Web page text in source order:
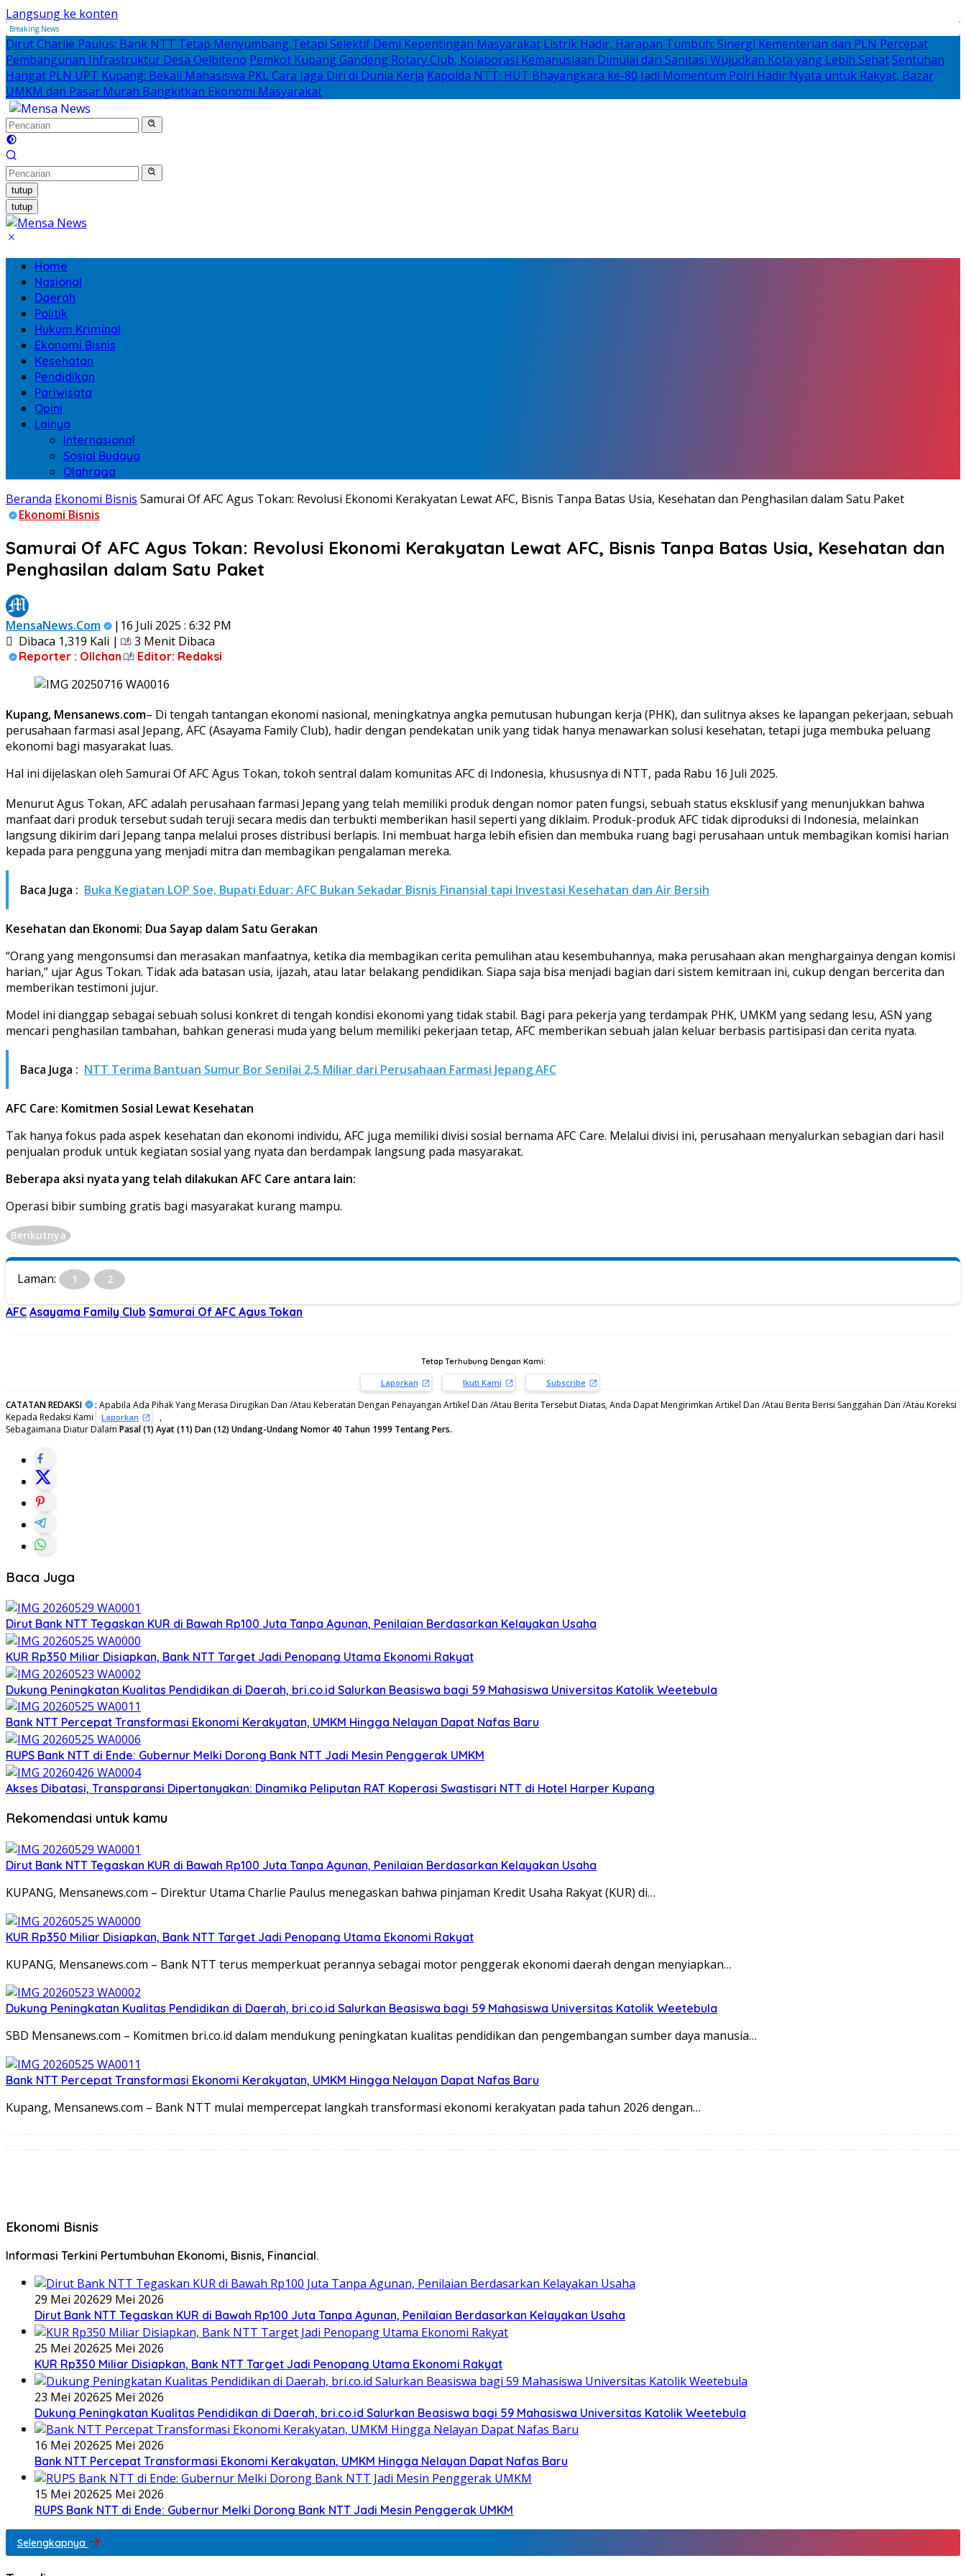
Langsung ke konten
Breaking News
Dirut Charlie Paulus: Bank NTT Tetap Menyumbang,Tetapi Selektif Demi Kepentingan Masyarakat Listrik Hadir, Harapan Tumbuh: Sinergi Kementerian dan PLN Percepat
Pembangunan Infrastruktur Desa Oelbiteno Pemkot Kupang Gandeng Rotary Club, Kolaborasi Kemanusiaan Dimulai dari Sanitasi Wujudkan Kota yang Lebih Sehat Sentuhan
Hangat PLN UPT Kupang: Bekali Mahasiswa PKL Cara Jaga Diri di Dunia Kerja Kapolda NTT: HUT Bhayangkara ke-80 Jadi Momentum Polri Hadir Nyata untuk Rakyat, Bazar
UMKM dan Pasar Murah Bangkitkan Ekonomi Masyarakat
tutup
tutup
Home
Nasional
Daerah
Politik
Hukum Kriminal
Ekonomi Bisnis
Kesehatan
Pendidikan
Pariwisata
Opini
Lainya
Internasional
Sosial Budaya
Olahraga
Beranda Ekonomi Bisnis Samurai Of AFC Agus Tokan: Revolusi Ekonomi Kerakyatan Lewat AFC, Bisnis Tanpa Batas Usia, Kesehatan dan Penghasilan dalam Satu Paket
Ekonomi Bisnis
Samurai Of AFC Agus Tokan: Revolusi Ekonomi Kerakyatan Lewat AFC, Bisnis Tanpa Batas Usia, Kesehatan dan
Penghasilan dalam Satu Paket
MensaNews.Com
|16 Juli 2025 : 6:32 PM
Dibaca 1,319 Kali |
3 Menit Dibaca
Reporter : Ollchan Editor: Redaksi
Kupang, Mensanews.com– Di tengah tantangan ekonomi nasional, meningkatnya angka pemutusan hubungan kerja (PHK), dan sulitnya akses ke lapangan pekerjaan, sebuah
perusahaan farmasi asal Jepang, AFC (Asayama Family Club), hadir dengan pendekatan unik yang tidak hanya menawarkan solusi kesehatan, tetapi juga membuka peluang
ekonomi bagi masyarakat luas.
Hal ini dijelaskan oleh Samurai Of AFC Agus Tokan, tokoh sentral dalam komunitas AFC di Indonesia, khususnya di NTT, pada Rabu 16 Juli 2025.
Menurut Agus Tokan, AFC adalah perusahaan farmasi Jepang yang telah memiliki produk dengan nomor paten fungsi, sebuah status eksklusif yang menunjukkan bahwa
manfaat dari produk tersebut sudah teruji secara medis dan terbukti memberikan hasil seperti yang diklaim. Produk-produk AFC tidak diproduksi di Indonesia, melainkan
langsung dikirim dari Jepang tanpa melalui proses distribusi berlapis. Ini membuat harga lebih efisien dan membuka ruang bagi perusahaan untuk membagikan komisi harian
kepada para pengguna yang menjadi mitra dan membagikan pengalaman mereka.
Baca Juga : Buka Kegiatan LOP Soe, Bupati Eduar: AFC Bukan Sekadar Bisnis Finansial tapi Investasi Kesehatan dan Air Bersih
Kesehatan dan Ekonomi: Dua Sayap dalam Satu Gerakan
“Orang yang mengonsumsi dan merasakan manfaatnya, ketika dia membagikan cerita pemulihan atau kesembuhannya, maka perusahaan akan menghargainya dengan komisi
harian,” ujar Agus Tokan. Tidak ada batasan usia, ijazah, atau latar belakang pendidikan. Siapa saja bisa menjadi bagian dari sistem kemitraan ini, cukup dengan bercerita dan
memberikan testimoni jujur.
Model ini dianggap sebagai sebuah solusi konkret di tengah kondisi ekonomi yang tidak stabil. Bagi para pekerja yang terdampak PHK, UMKM yang sedang lesu, ASN yang
mencari penghasilan tambahan, bahkan generasi muda yang belum memiliki pekerjaan tetap, AFC memberikan sebuah jalan keluar berbasis partisipasi dan cerita nyata.
Baca Juga : NTT Terima Bantuan Sumur Bor Senilai 2,5 Miliar dari Perusahaan Farmasi Jepang AFC
AFC Care: Komitmen Sosial Lewat Kesehatan
Tak hanya fokus pada aspek kesehatan dan ekonomi individu, AFC juga memiliki divisi sosial bernama AFC Care. Melalui divisi ini, perusahaan menyalurkan sebagian dari hasil
penjualan produk untuk kegiatan sosial yang nyata dan berdampak langsung pada masyarakat.
Beberapa aksi nyata yang telah dilakukan AFC Care antara lain:
Operasi bibir sumbing gratis bagi masyarakat kurang mampu.
Berikutnya
Laman: 1 2
AFC Asayama Family Club Samurai Of AFC Agus Tokan
Tetap Terhubung Dengan Kami:
Laporkan Ikuti Kami Subscribe
CATATAN REDAKSI : Apabila Ada Pihak Yang Merasa Dirugikan Dan /Atau Keberatan Dengan Penayangan Artikel Dan /Atau Berita Tersebut Diatas, Anda Dapat Mengirimkan Artikel Dan /Atau Berita Berisi Sanggahan Dan /Atau Koreksi
Kepada Redaksi Kami
Laporkan
,
Sebagaimana Diatur DalamPasal (1) Ayat (11) Dan (12) Undang-Undang Nomor 40 Tahun 1999 Tentang Pers.
Baca Juga
Dirut Bank NTT Tegaskan KUR di Bawah Rp100 Juta Tanpa Agunan, Penilaian Berdasarkan Kelayakan Usaha
KUR Rp350 Miliar Disiapkan, Bank NTT Target Jadi Penopang Utama Ekonomi Rakyat
Dukung Peningkatan Kualitas Pendidikan di Daerah, bri.co.id Salurkan Beasiswa bagi 59 Mahasiswa Universitas Katolik Weetebula
Bank NTT Percepat Transformasi Ekonomi Kerakyatan, UMKM Hingga Nelayan Dapat Nafas Baru
RUPS Bank NTT di Ende: Gubernur Melki Dorong Bank NTT Jadi Mesin Penggerak UMKM
Akses Dibatasi, Transparansi Dipertanyakan: Dinamika Peliputan RAT Koperasi Swastisari NTT di Hotel Harper Kupang
Rekomendasi untuk kamu
Dirut Bank NTT Tegaskan KUR di Bawah Rp100 Juta Tanpa Agunan, Penilaian Berdasarkan Kelayakan Usaha
KUPANG, Mensanews.com – Direktur Utama Charlie Paulus menegaskan bahwa pinjaman Kredit Usaha Rakyat (KUR) di…
KUR Rp350 Miliar Disiapkan, Bank NTT Target Jadi Penopang Utama Ekonomi Rakyat
KUPANG, Mensanews.com – Bank NTT terus memperkuat perannya sebagai motor penggerak ekonomi daerah dengan menyiapkan…
Dukung Peningkatan Kualitas Pendidikan di Daerah, bri.co.id Salurkan Beasiswa bagi 59 Mahasiswa Universitas Katolik Weetebula
SBD Mensanews.com – Komitmen bri.co.id dalam mendukung peningkatan kualitas pendidikan dan pengembangan sumber daya manusia…
Bank NTT Percepat Transformasi Ekonomi Kerakyatan, UMKM Hingga Nelayan Dapat Nafas Baru
Kupang, Mensanews.com – Bank NTT mulai mempercepat langkah transformasi ekonomi kerakyatan pada tahun 2026 dengan…
Ekonomi Bisnis
Informasi Terkini Pertumbuhan Ekonomi, Bisnis, Financial.
29 Mei 202629 Mei 2026
Dirut Bank NTT Tegaskan KUR di Bawah Rp100 Juta Tanpa Agunan, Penilaian Berdasarkan Kelayakan Usaha
25 Mei 202625 Mei 2026
KUR Rp350 Miliar Disiapkan, Bank NTT Target Jadi Penopang Utama Ekonomi Rakyat
23 Mei 202625 Mei 2026
Dukung Peningkatan Kualitas Pendidikan di Daerah, bri.co.id Salurkan Beasiswa bagi 59 Mahasiswa Universitas Katolik Weetebula
16 Mei 202625 Mei 2026
Bank NTT Percepat Transformasi Ekonomi Kerakyatan, UMKM Hingga Nelayan Dapat Nafas Baru
15 Mei 202625 Mei 2026
RUPS Bank NTT di Ende: Gubernur Melki Dorong Bank NTT Jadi Mesin Penggerak UMKM
Selengkapnya